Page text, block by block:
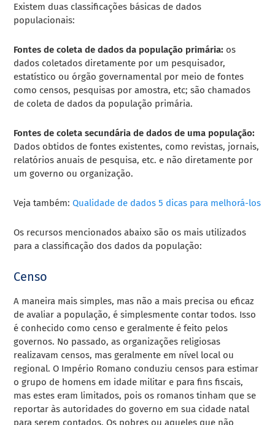
Existem duas classificações básicas de dados
populacionais:
Fontes de coleta de dados da população primária: os
dados coletados diretamente por um pesquisador,
estatístico ou órgão governamental por meio de fontes
como censos, pesquisas por amostra, etc; são chamados
de coleta de dados da população primária.
Fontes de coleta secundária de dados de uma população:
Dados obtidos de fontes existentes, como revistas, jornais,
relatórios anuais de pesquisa, etc. e não diretamente por
um governo ou organização.
Veja também:Qualidade de dados 5 dicas para melhorá-los
Os recursos mencionados abaixo são os mais utilizados
para a classificação dos dados da população:
Censo
A maneira mais simples, mas não a mais precisa ou eficaz
de avaliar a população, é simplesmente contar todos. Isso
é conhecido como censo e geralmente é feito pelos
governos. No passado, as organizações religiosas
realizavam censos, mas geralmente em nível local ou
regional. O Império Romano conduziu censos para estimar
o grupo de homens em idade militar e para fins fiscais,
mas estes eram limitados, pois os romanos tinham que se
reportar às autoridades do governo em sua cidade natal
para serem contados. Os pobres ou aqueles que não